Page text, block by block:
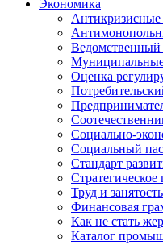
Экономика
Ведомственный
Оценка
Социально-
Социальный
Стандарт
Труд и занятость
Финансовая
Как не стать
Каталог